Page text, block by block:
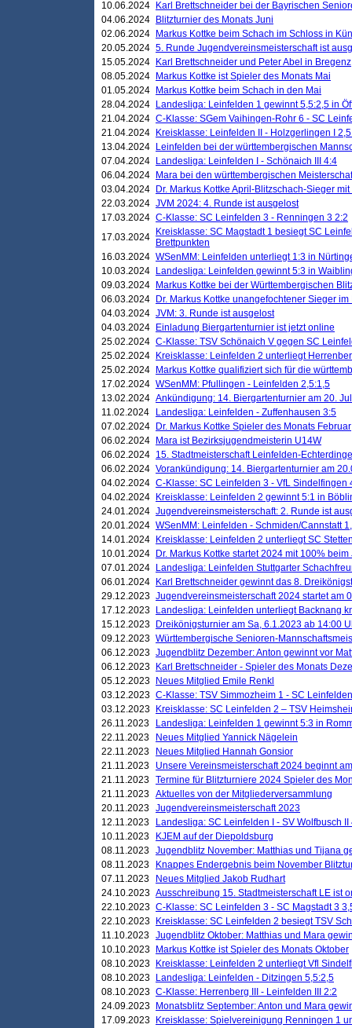
10.06.2024
Karl Brettschneider bei der Bayrischen
04.06.2024
Blitzturnier des Monats Juni
02.06.2024
Markus Kottke beim Schach im Schloss in
20.05.2024 5. Runde Jugendvereinsmeisterschaft ist
15.05.2024
Karl Brettschneider und Peter Abel in Bregenz
08.05.2024
Markus Kottke ist Spieler des Monats Mai
01.05.2024
Markus Kottke beim Schach in den Mai
28.04.2024
Landesliga: Leinfelden 1 gewinnt 5,5:2,5 in
21.04.2024 C-Klasse: SGem Vaihingen-Rohr 6 - SC
21.04.2024
Kreisklasse: Leinfelden II - Holzgerlingen I
13.04.2024
Leinfelden bei der württembergischen
07.04.2024
Landesliga: Leinfelden I - Schönaich III 4:4
06.04.2024
Mara bei den württembergischen
03.04.2024
Dr. Markus Kottke April-Blitzschach-Sieger
22.03.2024 JVM 2024: 4. Runde ist ausgelost
17.03.2024 C-Klasse: SC Leinfelden 3 - Renningen 3 2:2
17.03.2024
Kreisklasse: SC Magstadt 1 besiegt SC
Brettpunkten
16.03.2024 WSenMM: Leinfelden unterliegt 1:3 in
10.03.2024
Landesliga: Leinfelden gewinnt 5:3 in
09.03.2024
Markus Kottke bei der Württembergischen
06.03.2024
Dr. Markus Kottke unangefochtener Sieger
04.03.2024 JVM: 3. Runde ist ausgelost
04.03.2024
Einladung Biergartenturnier ist jetzt online
25.02.2024 C-Klasse: TSV Schönaich V gegen SC
25.02.2024
Kreisklasse: Leinfelden 2 unterliegt
25.02.2024
Markus Kottke qualifiziert sich für die
17.02.2024 WSenMM: Pfullingen - Leinfelden 2,5:1,5
13.02.2024 Ankündigung: 14. Biergartenturnier am 20.
11.02.2024
Landesliga: Leinfelden - Zuffenhausen 3:5
07.02.2024
Dr. Markus Kottke Spieler des Monats Februar
06.02.2024
Mara ist Bezirksjugendmeisterin U14W
06.02.2024 15. Stadtmeisterschaft Leinfelden-
06.02.2024 Vorankündigung: 14. Biergartenturnier am
04.02.2024 C-Klasse: SC Leinfelden 3 - VfL Sindelfingen
04.02.2024
Kreisklasse: Leinfelden 2 gewinnt 5:1 in
24.01.2024 Jugendvereinsmeisterschaft: 2. Runde ist
20.01.2024 WSenMM: Leinfelden - Schmiden/Cannstatt
14.01.2024
Kreisklasse: Leinfelden 2 unterliegt SC
10.01.2024
Dr. Markus Kottke startet 2024 mit 100%
07.01.2024
Landesliga: Leinfelden Stuttgarter
06.01.2024
Karl Brettschneider gewinnt das 8.
29.12.2023 Jugendvereinsmeisterschaft 2024 startet am
17.12.2023
Landesliga: Leinfelden unterliegt Backnang
15.12.2023
Dreikönigsturnier am Sa, 6.1.2023 ab 14:00
09.12.2023 Württembergische Senioren-
06.12.2023 Jugendblitz Dezember: Anton gewinnt vor
06.12.2023
Karl Brettschneider - Spieler des Monats
05.12.2023
Neues Mitglied Emile Renkl
03.12.2023 C-Klasse: TSV Simmozheim 1 - SC
03.12.2023
Kreisklasse: SC Leinfelden 2 – TSV
26.11.2023
Landesliga: Leinfelden 1 gewinnt 5:3 in
22.11.2023
Neues Mitglied Yannick Nägelein
22.11.2023
Neues Mitglied Hannah Gonsior
21.11.2023
Unsere Vereinsmeisterschaft 2024 beginnt
21.11.2023 Termine für Blitzturniere 2024 Spieler des
21.11.2023 Aktuelles von der Mitgliederversammlung
20.11.2023 Jugendvereinsmeisterschaft 2023
12.11.2023
Landesliga: SC Leinfelden I - SV Wolfbusch II
10.11.2023
KJEM auf der Diepoldsburg
08.11.2023 Jugendblitz November: Matthias und Tijana
08.11.2023
Knappes Endergebnis beim November
07.11.2023
Neues Mitglied Jakob Rudhart
24.10.2023 Ausschreibung 15. Stadtmeisterschaft LE ist
22.10.2023 C-Klasse: SC Leinfelden 3 - SC Magstadt 3
22.10.2023
Kreisklasse: SC Leinfelden 2 besiegt TSV
11.10.2023 Jugendblitz Oktober: Matthias und Mara
10.10.2023
Markus Kottke ist Spieler des Monats Oktober
08.10.2023
Kreisklasse: Leinfelden 2 unterliegt Vfl
08.10.2023
Landesliga: Leinfelden - Ditzingen 5,5:2,5
08.10.2023 C-Klasse: Herrenberg III - Leinfelden III 2:2
24.09.2023
Monatsblitz September: Anton und Mara
17.09.2023
Kreisklasse: Spielvereinigung Renningen 1